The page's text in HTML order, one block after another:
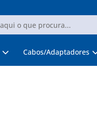
Cabos/Adaptadores